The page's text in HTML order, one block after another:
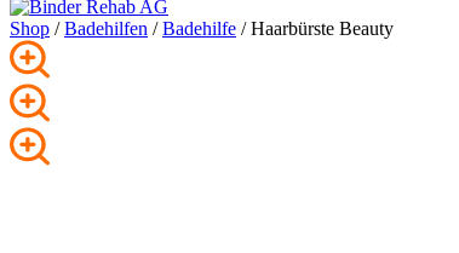
Shop /Badehilfen /Badehilfe / Haarbürste Beauty